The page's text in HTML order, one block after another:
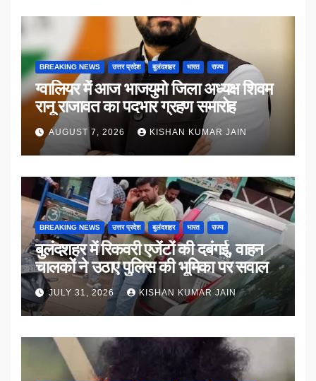
BREAKING NEWS उत्तर प्रदेश बुलंदशहर भारत राज्य
ग्वालियर में आज भाजयुमो जिला अध्यक्ष शिवम
रानू राजावत का पदभार ग्रहण समारोह
AUGUST 7, 2026 KISHAN KUMAR JAIN
BREAKING NEWS उत्तर प्रदेश बुलंदशहर भारत राज्य
बुलंदशहर में रिकवरी एजेंटों की दबंगई, वाहन
चालकों ने उठाए पुलिस की भूमिका पर सवाल
JULY 31, 2026 KISHAN KUMAR JAIN